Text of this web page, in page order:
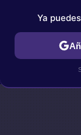
IPHONEYa